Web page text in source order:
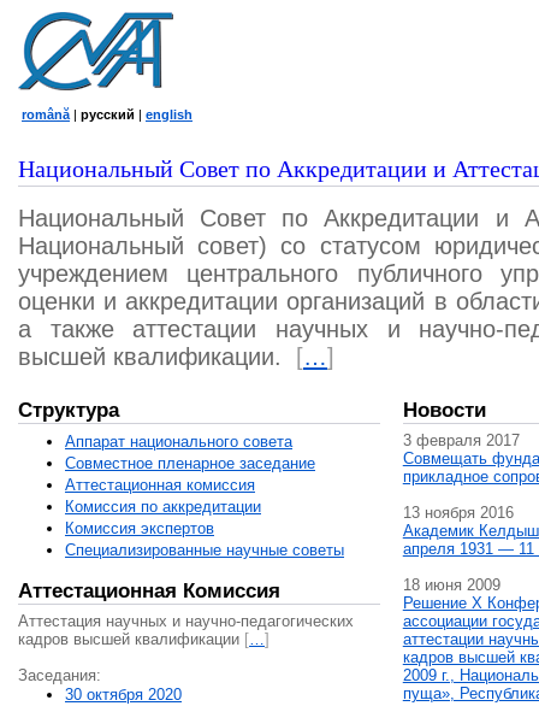
română | русский | english
Национальный Совет по Аккредитации и
Национальный Совет по Аккредитации и
Национальный совет) со статусом
учреждением центрального публичного
оценки и аккредитации организаций в
а также аттестации научных и научно-
высшей квалификации.
[…]
Структура
Аппарат национального совета
Совместное пленарное заседание
Аттестационная комисcия
Комиссия по аккредитации
Комиссия экспертов
Специализированные научные советы
Аттестационная Комиссия
Аттестация научных и научно-педагогических
кадров высшей квалификации […]
Заседания:
30 октября 2020
Новости
3 февраля 2017
Совмещать
прикладное
13 ноября 2016
Академик
апреля 1931 — 11
18 июня 2009
Решение X
ассоциации
аттестации
кадров высшей
2009 г.,
пуща»,